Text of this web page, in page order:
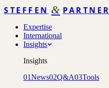
STEFFEN & PARTNER
Expertise
International
Insights
Insights
01News02Q&A03Tools